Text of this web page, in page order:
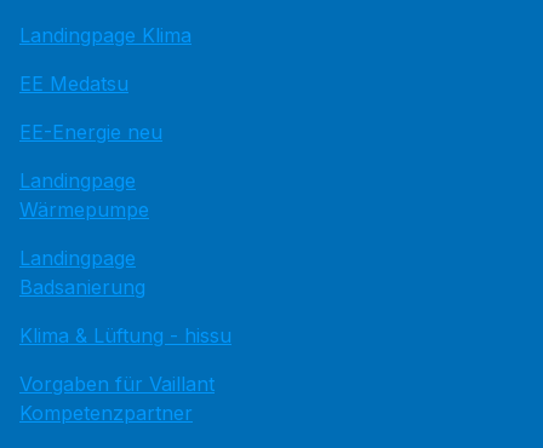
Landingpage Klima
EE Medatsu
EE-Energie neu
Landingpage
Wärmepumpe
Landingpage
Badsanierung
Klima & Lüftung - hissu
Vorgaben für Vaillant
Kompetenzpartner